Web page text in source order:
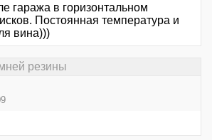
гаража в горизонтальном
Постоянная температура и
вина)))
резины